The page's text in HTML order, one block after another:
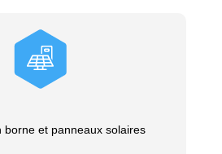
borne et panneaux solaires